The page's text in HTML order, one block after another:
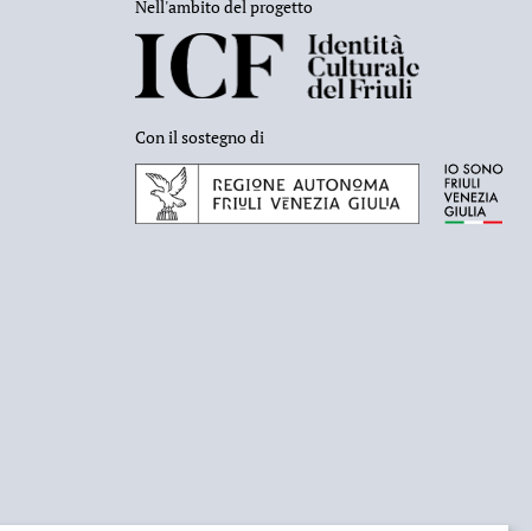
Nell'ambito del progetto
Con il sostegno di